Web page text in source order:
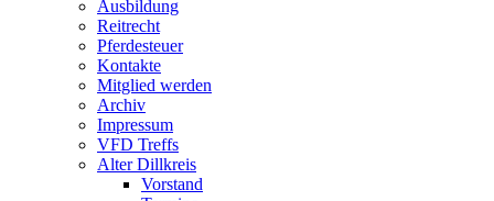
Ausbildung
Reitrecht
Pferdesteuer
Kontakte
Mitglied werden
Archiv
Impressum
VFD Treffs
Alter Dillkreis
Vorstand